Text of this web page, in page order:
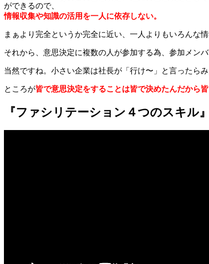
ができるので、
情報収集や知識の活用を一人に依存しない。
まぁより完全というか完全に近い、一人よりもいろんな
それから、意思決定に複数の人が参加する為、参加メン
当然ですね。小さい企業は社長が「行け〜」と言ったら
ところが皆で意思決定をすることは皆で決めたんだから
『ファシリテーション４つのスキ